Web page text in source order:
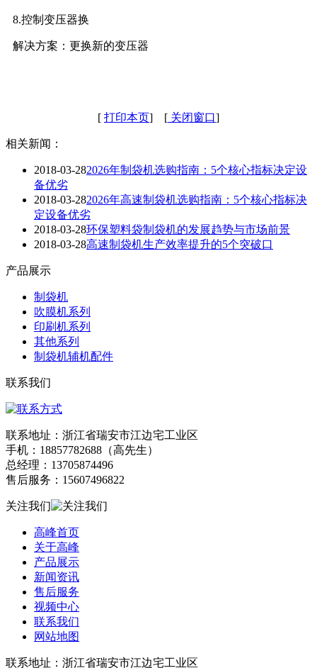
8.控制变压器换
解决方案：更换新的变压器
[ 打印本页] [ 关闭窗口]
相关新闻：
2018-03-282026年制袋机选购指南：5个核心指标决定设
备优劣
2018-03-282026年高速制袋机选购指南：5个核心指标决
定设备优劣
2018-03-28环保塑料袋制袋机的发展趋势与市场前景
2018-03-28高速制袋机生产效率提升的5个突破口
产品展示
制袋机
吹膜机系列
印刷机系列
其他系列
制袋机辅机配件
联系我们
联系地址：浙江省瑞安市江边宅工业区
手机：18857782688（高先生）
总经理：13705874496
售后服务：15607496822
关注我们
高峰首页
关于高峰
产品展示
新闻资讯
售后服务
视频中心
联系我们
网站地图
联系地址：浙江省瑞安市江边宅工业区